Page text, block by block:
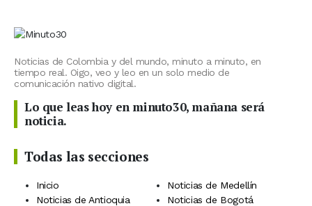
Noticias de Colombia y del mundo, minuto a minuto, en
tiempo real. Oigo, veo y leo en un solo medio de
comunicación nativo digital.
Lo que leas hoy en minuto30, mañana será
noticia.
Todas las secciones
Inicio
Noticias de Medellín
Noticias de Antioquia
Noticias de Bogotá